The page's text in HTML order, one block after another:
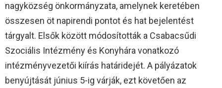
nagyközség önkormányzata, amelynek keretében
összesen öt napirendi pontot és hat bejelentést
tárgyalt. Elsők között módosították a Csabacsűdi
Szociális Intézmény és Konyhára vonatkozó
intézményvezetői kiírás határidejét. A pályázatok
benyújtását június 5-ig várják, ezt követően az